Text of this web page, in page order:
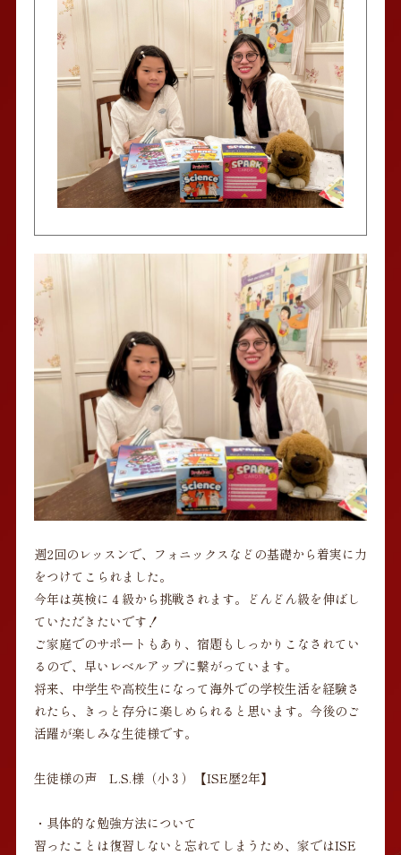
週2回のレッスンで、フォニックスなどの基礎から着実に力
をつけてこられました。
今年は英検に４級から挑戦されます。どんどん級を伸ばし
ていただきたいです！
ご家庭でのサポートもあり、宿題もしっかりこなされてい
るので、早いレベルアップに繋がっています。
将来、中学生や高校生になって海外での学校生活を経験さ
れたら、きっと存分に楽しめられると思います。今後のご
活躍が楽しみな生徒様です。
生徒様の声 L.S.様（小３）【ISE歴2年】
・具体的な勉強方法について
習ったことは復習しないと忘れてしまうため、家ではISE